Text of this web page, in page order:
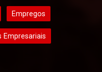
Empregos
Empresariais